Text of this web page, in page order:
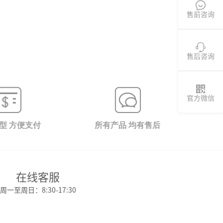

售前咨询

售后咨询

官方微信
方便支付 所有产品 均有售后
在线客服
周一至周日：8:30-17:30